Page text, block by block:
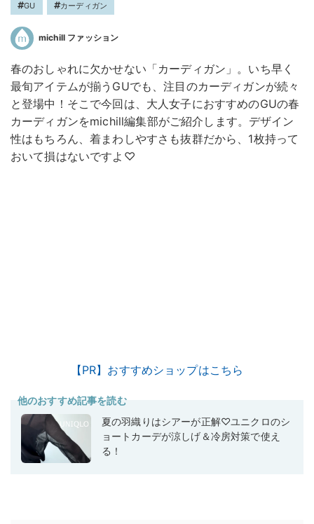
GU カーディガン
michill ファッション
春のおしゃれに欠かせない「カーディガン」。いち早く
最旬アイテムが揃うGUでも、注目のカーディガンが続々
と登場中！そこで今回は、大人女子におすすめのGUの春
カーディガンをmichill編集部がご紹介します。デザイン
性はもちろん、着まわしやすさも抜群だから、1枚持って
おいて損はないですよ♡
【PR】おすすめショップはこちら
他のおすすめ記事を読む
夏の羽織りはシアーが正解♡ユニクロのシ
ョートカーデが涼しげ＆冷房対策で使え
る！